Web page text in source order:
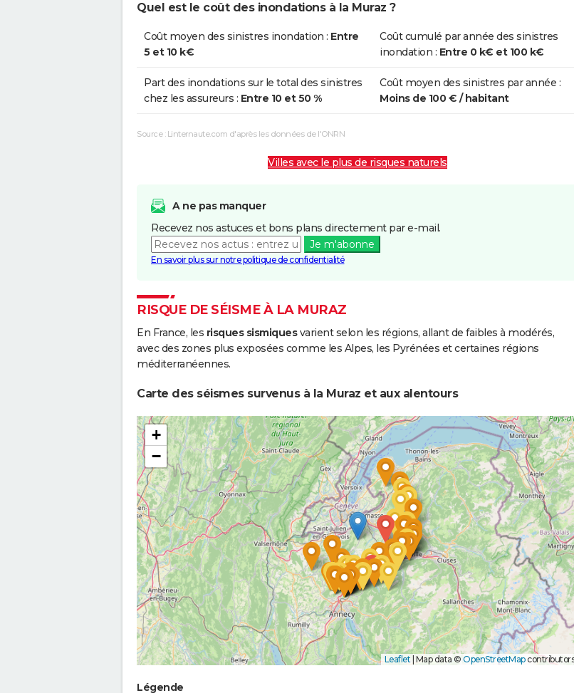
Quel est le coût des inondations à la Muraz ?
Coût moyen des sinistres inondation : Entre
5 et 10 k€
Coût cumulé par année des sinistres
inondation : Entre 0 k€ et 100 k€
Part des inondations sur le total des sinistres
chez les assureurs : Entre 10 et 50 %
Coût moyen des sinistres par année :
Moins de 100 € / habitant
Source : Linternaute.com d'après les données de l'ONRN
Villes avec le plus de risques naturels
A ne pas manquer
Recevez nos astuces et bons plans directement par e-mail.
Je m'abonne
En savoir plus sur notre politique de confidentialité
RISQUE DE SÉISME À LA MURAZ
En France, les risques sismiquesvarient selon les régions, allant de faibles à modérés,
avec des zones plus exposées comme les Alpes, les Pyrénées et certaines régions
méditerranéennes.
Carte des séismes survenus à la Muraz et aux alentours
+
−
Leaflet | Map data © OpenStreetMapcontributors
Légende